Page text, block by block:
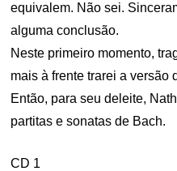
equivalem. Não sei.
alguma conclusão.
Neste primeiro momento,
mais à frente trarei a versão
Então, para seu deleite,
partitas e sonatas de Bach.
CD 1